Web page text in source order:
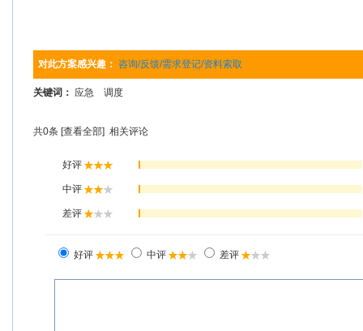
对此方案感兴趣： 咨询/反馈/需求登记/资料索取
关键词： 应急 调度
共0条 [查看全部] 相关评论